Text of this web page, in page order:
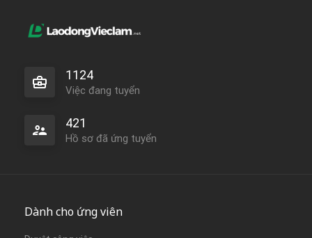
1124
Việc đang tuyển
421
Hồ sơ đã ứng tuyển
Dành cho ứng viên